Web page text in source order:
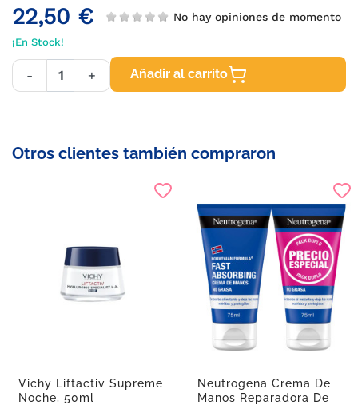
22,50 € No hay opiniones de momento
¡En Stock!
- + Añadir al carrito
Otros clientes también compraron
Vichy Liftactiv Supreme
Noche, 50ml
Neutrogena Crema De
Manos Reparadora De